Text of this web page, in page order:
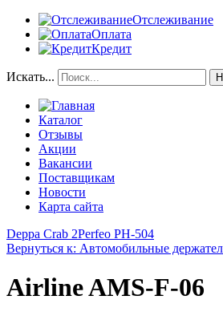
Отслеживание
Оплата
Кредит
Искать...
Каталог
Отзывы
Акции
Вакансии
Поставщикам
Новости
Карта сайта
Deppa Crab 2Perfeo PH-504
Вернуться к: Автомобильные
Airline AMS-F-06